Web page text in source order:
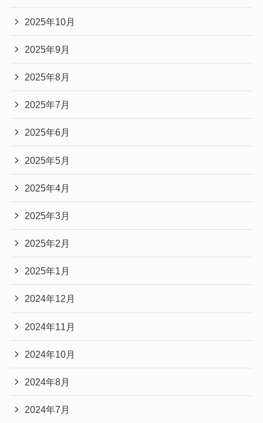
2025年10月
2025年9月
2025年8月
2025年7月
2025年6月
2025年5月
2025年4月
2025年3月
2025年2月
2025年1月
2024年12月
2024年11月
2024年10月
2024年8月
2024年7月